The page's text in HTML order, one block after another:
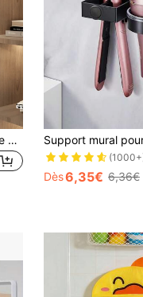
1 pièce/2 pièces Crochets de porte en acier au carbone, crochets de rangement vertical multifonctionnels et économes d'espace, support de rangement suspendu sans perçage, convient pour la salle de bain, la chambre, l'entrée, support de vêtements robuste pour le dos de la porte, porte-serviettes, accessoires de salle de bain pour la maison, rangement de décoration pour la maison
Dès6,35€ 6,36€